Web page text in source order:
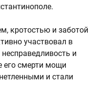
кротостью и заботой
участвовал в
и
смерти мощи
и стали